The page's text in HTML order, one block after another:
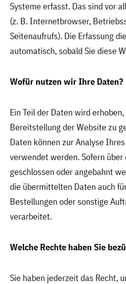
Systeme erfasst. Das sind vor
(z. B. Internetbrowser,
Seitenaufrufs). Die Erfassung
automatisch, sobald Sie diese
Wofür nutzen wir Ihre Daten?
Ein Teil der Daten wird
Bereitstellung der Website zu
Daten können zur Analyse
verwendet werden. Sofern
geschlossen oder angebahnt
die übermittelten Daten auch
Bestellungen oder sonstige
verarbeitet.
Welche Rechte haben Sie
Sie haben jederzeit das Recht,